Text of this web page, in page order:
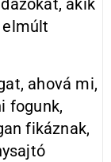
akik
elmúlt
ahová mi,
fogunk,
fikáznak,